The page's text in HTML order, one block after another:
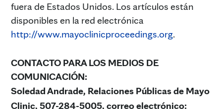
fuera de Estados Unidos. Los artículos están
disponibles en la red electrónica
http://www.mayoclinicproceedings.org.
CONTACTO PARA LOS MEDIOS DE
COMUNICACIÓN:
Soledad Andrade, Relaciones Públicas de Mayo
Clinic, 507-284-5005, correo electrónico: